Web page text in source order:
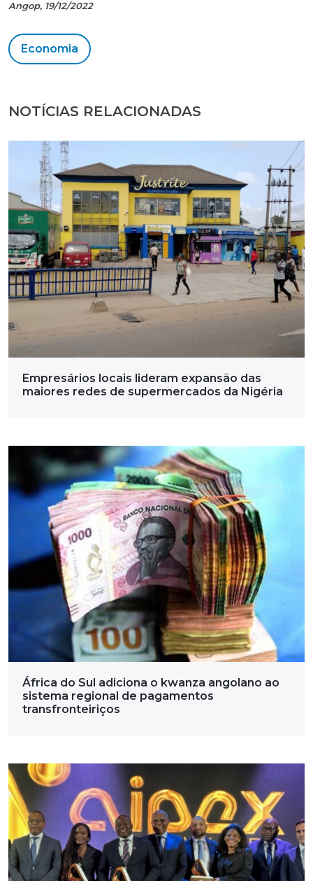
Angop, 19/12/2022
Economia
NOTÍCIAS RELACIONADAS
Empresários locais lideram expansão das
maiores redes de supermercados da Nigéria
África do Sul adiciona o kwanza angolano ao
sistema regional de pagamentos
transfronteiriços